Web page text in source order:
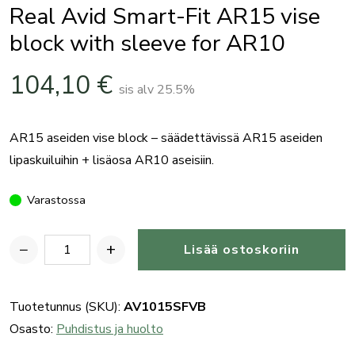
Real Avid Smart-Fit AR15 vise
block with sleeve for AR10
104,10 € sis alv 25.5%
AR15 aseiden vise block – säädettävissä AR15 aseiden
lipaskuiluihin + lisäosa AR10 aseisiin.
Varastossa
−
Smart-
Fit
+ Lisää ostoskoriin
Tuotetunnus (SKU): AV1015SFVB
Osasto: Puhdistus ja huolto